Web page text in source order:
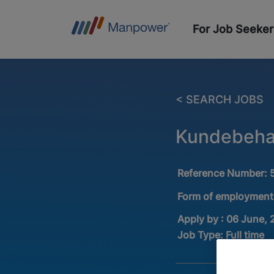
For Job
< SEARCH JOBS
Reference Number:
Form of
Apply by : 06 June,
Job Type: Full time